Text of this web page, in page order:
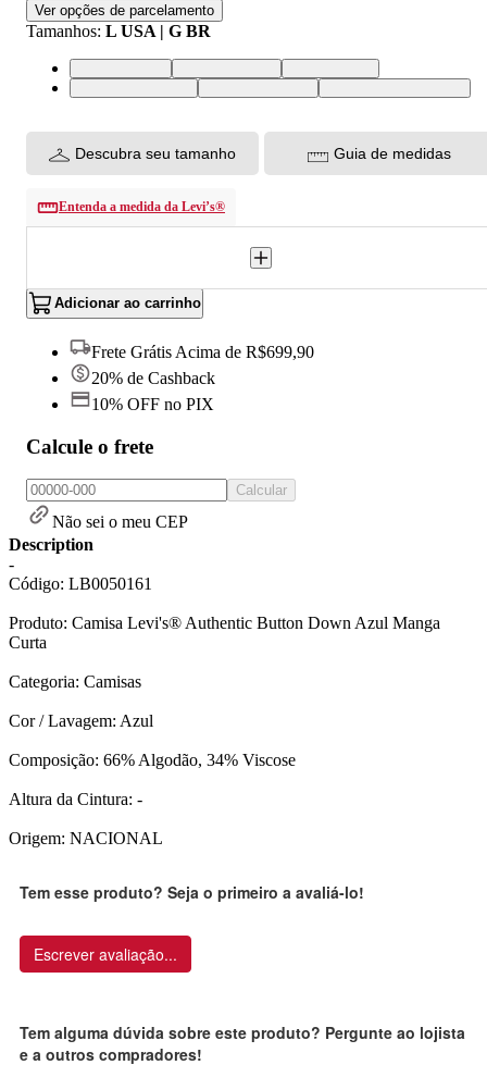
Ver opções de parcelamento
Tamanhos: L USA | G BR
L USA | G BRM USA | M BRS USA | P BR
XL USA | GG BRXS USA | PP BRXXL USA | EGG BR
Descubra seu tamanho Guia de medidas
Entenda a medida da Levi’s®
Adicionar ao carrinho
Frete Grátis Acima de R$699,90
20% de Cashback
10% OFF no PIX
Calcule o frete
Calcular
Não sei o meu CEP
Description
-
Código: LB0050161
Produto: Camisa Levi's® Authentic Button Down Azul Manga
Curta
Categoria: Camisas
Cor / Lavagem: Azul
Composição: 66% Algodão, 34% Viscose
Altura da Cintura: -
Origem: NACIONAL
Tem esse produto? Seja o primeiro a avaliá-lo!
Escrever avaliação...
Tem alguma dúvida sobre este produto? Pergunte ao lojista
e a outros compradores!